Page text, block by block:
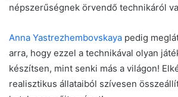
népszerűségnek örvendő technikáról
Anna Yastrezhembovskaya pedig
arra, hogy ezzel a technikával olyan
készítsen, mint senki más a világon!
realisztikus állataiból szívesen